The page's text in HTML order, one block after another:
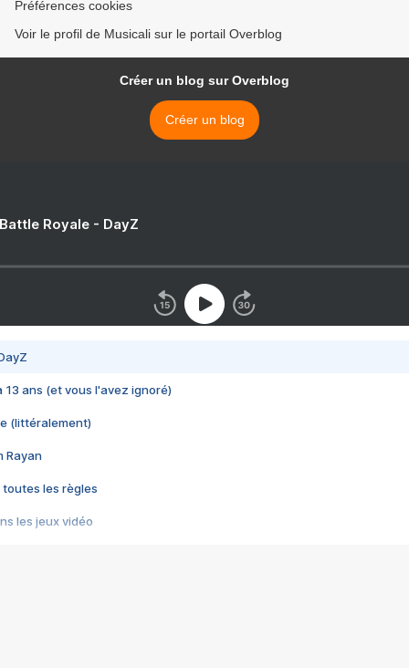
Préférences cookies
Voir le profil de Musicali sur le portail Overblog
Créer un blog sur Overblog
Créer un blog
Royale - DayZ
13 ans (et vous l'avez ignoré)
(littéralement)
Rayan
toutes les règles
les jeux vidéo